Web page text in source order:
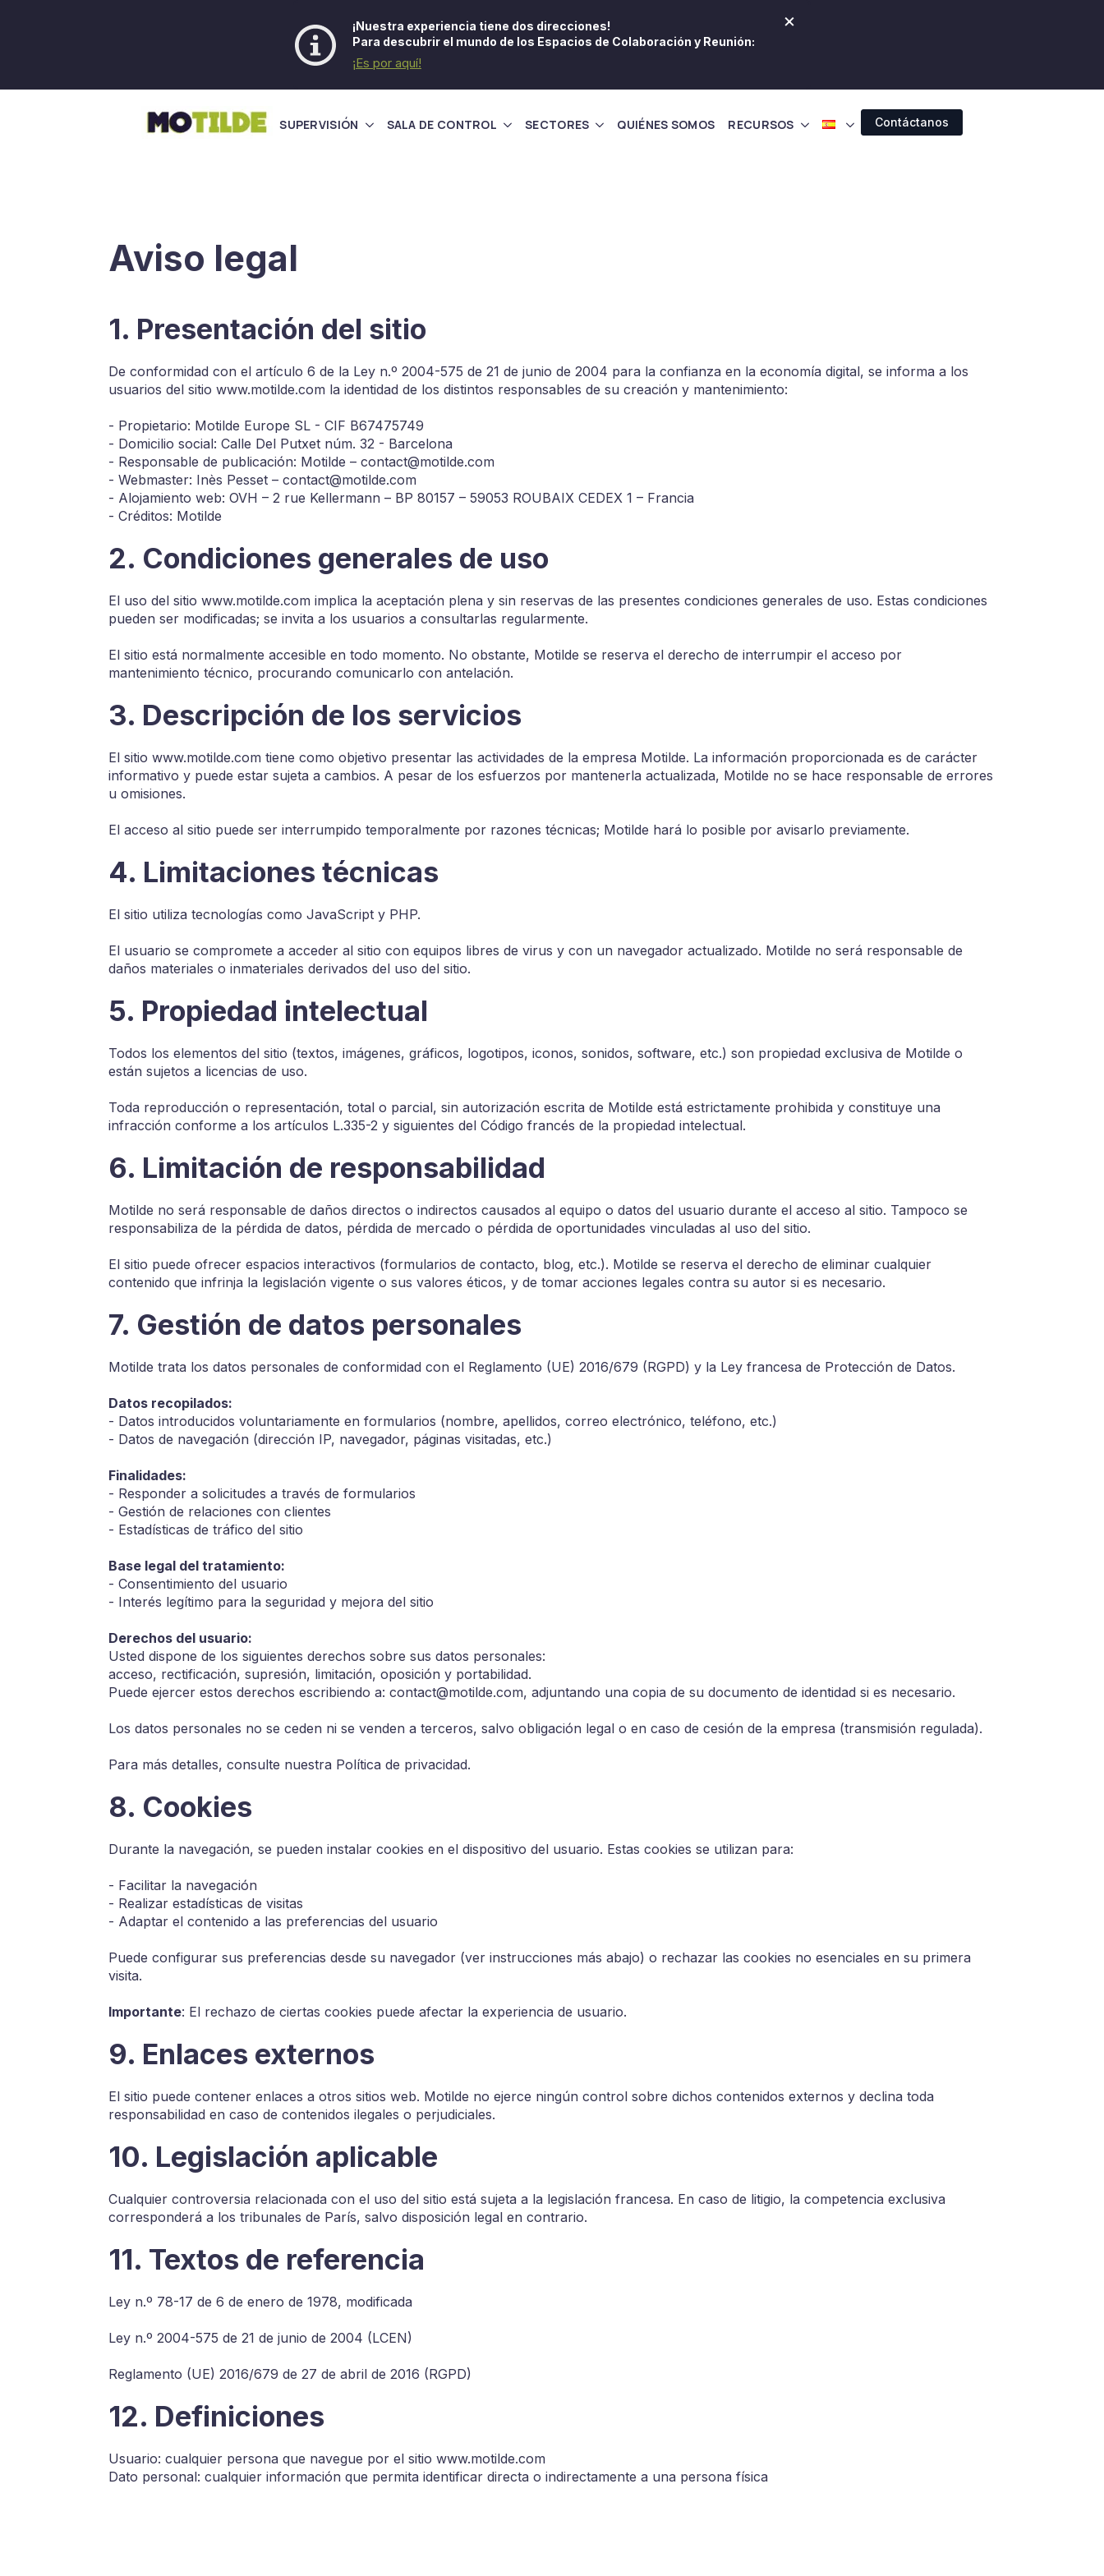
¡Nuestra experiencia tiene dos direcciones!
Para descubrir el mundo de los Espacios de Colaboración y Reunión:
¡Es por aquí!
×
SUPERVISIÓN SALA DE CONTROL SECTORES QUIÉNES SOMOS RECURSOS Contáctanos
Aviso legal
1. Presentación del sitio
De conformidad con el artículo 6 de la Ley n.º 2004-575 de 21 de junio de 2004 para la confianza en la economía digital, se informa a los
usuarios del sitio www.motilde.com la identidad de los distintos responsables de su creación y mantenimiento:
- Propietario: Motilde Europe SL - CIF B67475749
- Domicilio social: Calle Del Putxet núm. 32 - Barcelona
- Responsable de publicación: Motilde – contact@motilde.com
- Webmaster: Inès Pesset – contact@motilde.com
- Alojamiento web: OVH – 2 rue Kellermann – BP 80157 – 59053 ROUBAIX CEDEX 1 – Francia
- Créditos: Motilde
2. Condiciones generales de uso
El uso del sitio www.motilde.com implica la aceptación plena y sin reservas de las presentes condiciones generales de uso. Estas condiciones
pueden ser modificadas; se invita a los usuarios a consultarlas regularmente.
El sitio está normalmente accesible en todo momento. No obstante, Motilde se reserva el derecho de interrumpir el acceso por
mantenimiento técnico, procurando comunicarlo con antelación.
3. Descripción de los servicios
El sitio www.motilde.com tiene como objetivo presentar las actividades de la empresa Motilde. La información proporcionada es de carácter
informativo y puede estar sujeta a cambios. A pesar de los esfuerzos por mantenerla actualizada, Motilde no se hace responsable de errores
u omisiones.
El acceso al sitio puede ser interrumpido temporalmente por razones técnicas; Motilde hará lo posible por avisarlo previamente.
4. Limitaciones técnicas
El sitio utiliza tecnologías como JavaScript y PHP.
El usuario se compromete a acceder al sitio con equipos libres de virus y con un navegador actualizado. Motilde no será responsable de
daños materiales o inmateriales derivados del uso del sitio.
5. Propiedad intelectual
Todos los elementos del sitio (textos, imágenes, gráficos, logotipos, iconos, sonidos, software, etc.) son propiedad exclusiva de Motilde o
están sujetos a licencias de uso.
Toda reproducción o representación, total o parcial, sin autorización escrita de Motilde está estrictamente prohibida y constituye una
infracción conforme a los artículos L.335-2 y siguientes del Código francés de la propiedad intelectual.
6. Limitación de responsabilidad
Motilde no será responsable de daños directos o indirectos causados al equipo o datos del usuario durante el acceso al sitio. Tampoco se
responsabiliza de la pérdida de datos, pérdida de mercado o pérdida de oportunidades vinculadas al uso del sitio.
El sitio puede ofrecer espacios interactivos (formularios de contacto, blog, etc.). Motilde se reserva el derecho de eliminar cualquier
contenido que infrinja la legislación vigente o sus valores éticos, y de tomar acciones legales contra su autor si es necesario.
7. Gestión de datos personales
Motilde trata los datos personales de conformidad con el Reglamento (UE) 2016/679 (RGPD) y la Ley francesa de Protección de Datos.
Datos recopilados:
- Datos introducidos voluntariamente en formularios (nombre, apellidos, correo electrónico, teléfono, etc.)
- Datos de navegación (dirección IP, navegador, páginas visitadas, etc.)
Finalidades:
- Responder a solicitudes a través de formularios
- Gestión de relaciones con clientes
- Estadísticas de tráfico del sitio
Base legal del tratamiento:
- Consentimiento del usuario
- Interés legítimo para la seguridad y mejora del sitio
Derechos del usuario:
Usted dispone de los siguientes derechos sobre sus datos personales:
acceso, rectificación, supresión, limitación, oposición y portabilidad.
Puede ejercer estos derechos escribiendo a: contact@motilde.com, adjuntando una copia de su documento de identidad si es necesario.
Los datos personales no se ceden ni se venden a terceros, salvo obligación legal o en caso de cesión de la empresa (transmisión regulada).
Para más detalles, consulte nuestra Política de privacidad.
8. Cookies
Durante la navegación, se pueden instalar cookies en el dispositivo del usuario. Estas cookies se utilizan para:
- Facilitar la navegación
- Realizar estadísticas de visitas
- Adaptar el contenido a las preferencias del usuario
Puede configurar sus preferencias desde su navegador (ver instrucciones más abajo) o rechazar las cookies no esenciales en su primera
visita.
Importante: El rechazo de ciertas cookies puede afectar la experiencia de usuario.
9. Enlaces externos
El sitio puede contener enlaces a otros sitios web. Motilde no ejerce ningún control sobre dichos contenidos externos y declina toda
responsabilidad en caso de contenidos ilegales o perjudiciales.
10. Legislación aplicable
Cualquier controversia relacionada con el uso del sitio está sujeta a la legislación francesa. En caso de litigio, la competencia exclusiva
corresponderá a los tribunales de París, salvo disposición legal en contrario.
11. Textos de referencia
Ley n.º 78-17 de 6 de enero de 1978, modificada
Ley n.º 2004-575 de 21 de junio de 2004 (LCEN)
Reglamento (UE) 2016/679 de 27 de abril de 2016 (RGPD)
12. Definiciones
Usuario: cualquier persona que navegue por el sitio www.motilde.com
Dato personal: cualquier información que permita identificar directa o indirectamente a una persona física